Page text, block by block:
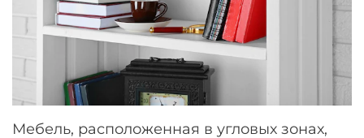
Мебель, расположенная в угловых зонах,